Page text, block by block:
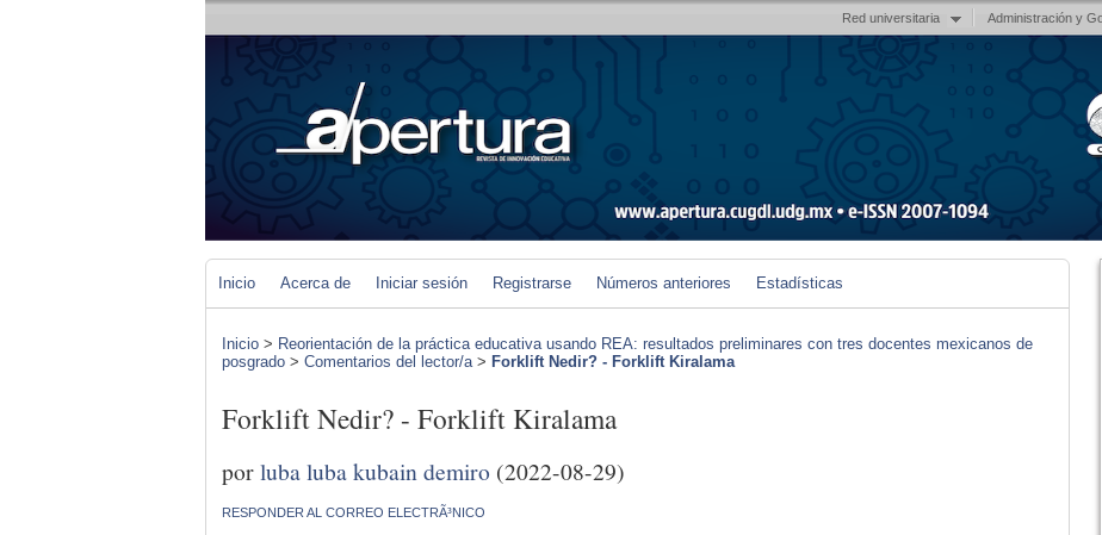
Red universitaria Administración y
Inicio Acerca de Iniciar sesión Registrarse Números anteriores Estadísticas
Inicio > Reorientación de la práctica educativa usando REA: resultados preliminares con tres docentes mexicanos de
posgrado > Comentarios del lector/a> Forklift Nedir? - Forklift Kiralama
Forklift Nedir? - Forklift Kiralama
porluba luba kubain demiro (2022-08-29)
RESPONDER AL CORREO ELECTRÃ³NICO